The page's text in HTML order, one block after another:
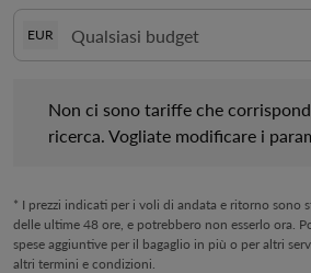
EUR
Non ci sono tariffe che
ricerca. Vogliate modificare i
* I prezzi indicati per i voli di andata e ritorno sono
delle ultime 48 ore, e potrebbero non esserlo ora.
spese aggiuntive per il bagaglio in più o per altri
altri termini e condizioni.